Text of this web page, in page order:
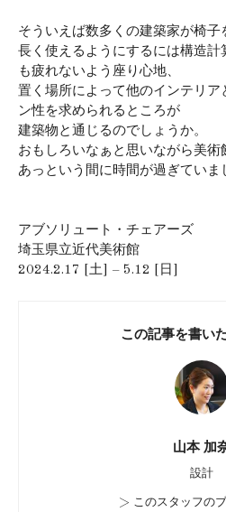
そういえば数多くの建築家が椅子
長く使えるようにするには構造計
も疲れないよう座り心地、
置く場所によって他のインテリア
ン性を求められるところが
建築物と通じるのでしょうか。
おもしろいなぁと思いながら美術
あっという間に時間が過ぎていま
アブソリュート・チェアーズ
埼玉県立近代美術館
2024.2.17 [土] – 5.12 [日]
この記事を書い
山本 加
設計
> このスタッフの